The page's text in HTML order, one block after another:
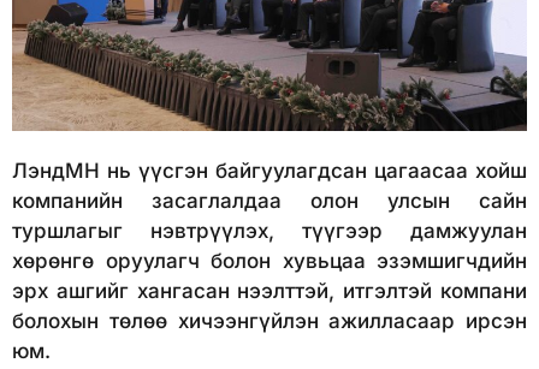
ЛэндМН нь үүсгэн байгуулагдсан цагаасаа хойш
компанийн засаглалдаа олон улсын сайн
туршлагыг нэвтрүүлэх, түүгээр дамжуулан
хөрөнгө оруулагч болон хувьцаа эзэмшигчдийн
эрх ашгийг хангасан нээлттэй, итгэлтэй компани
болохын төлөө хичээнгүйлэн ажилласаар ирсэн
юм.